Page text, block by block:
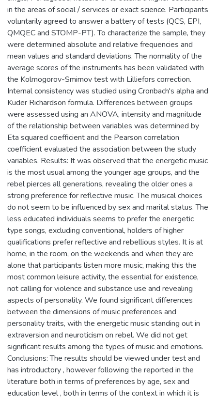
in the areas of social / services or exact science. Participants
voluntarily agreed to answer a battery of tests (QCS, EPI,
QMQEC and STOMP-PT). To characterize the sample, they
were determined absolute and relative frequencies and
mean values and standard deviations. The normality of the
average scores of the instruments has been validated with
the Kolmogorov-Smirnov test with Lilliefors correction.
Internal consistency was studied using Cronbach's alpha and
Kuder Richardson formula. Differences between groups
were assessed using an ANOVA, intensity and magnitude
of the relationship between variables was determined by
Eta squared coefficient and the Pearson correlation
coefficient evaluated the association between the study
variables. Results: It was observed that the energetic music
is the most usual among the younger age groups, and the
rebel pierces all generations, revealing the older ones a
strong preference for reflective music. The musical choices
do not seem to be influenced by sex and marital status. The
less educated individuals seems to prefer the energetic
type songs, excluding conventional, holders of higher
qualifications prefer reflective and rebellious styles. It is at
home, in the room, on the weekends and when they are
alone that participants listen more music, making this the
most common leisure activity, the essential for existence,
not calling for violence and substance use and revealing
aspects of personality. We found significant differences
between the dimensions of music preferences and
personality traits, with the energetic music standing out in
extraversion and neuroticism on rebel. We did not get
significant results among the types of music and emotions.
Conclusions: The results should be viewed under test and
has introductory , however following the reported in the
literature both in terms of preferences by age, sex and
education level , both in terms of the context in which it is